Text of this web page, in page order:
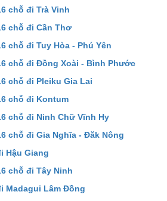
chỗ đi Trà Vinh
chỗ đi Cần Thơ
chỗ đi Tuy Hòa - Phú Yên
chỗ đi Đồng Xoài - Bình Phước
chỗ đi Pleiku Gia Lai
chỗ đi Kontum
chỗ đi Ninh Chữ Vĩnh Hy
chỗ đi Gia Nghĩa - Đăk Nông
Hậu Giang
chỗ đi Tây Ninh
Madagui Lâm Đồng